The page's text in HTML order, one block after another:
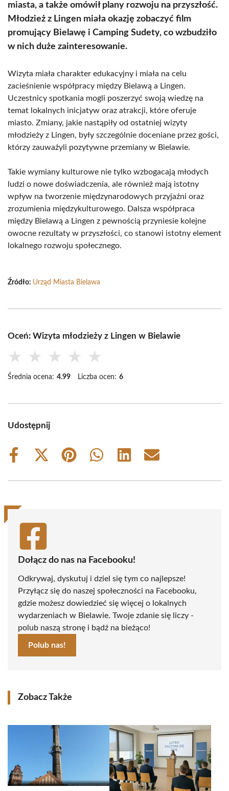
miasta, a także omówił plany rozwoju na przyszłość.
Młodzież z Lingen miała okazję zobaczyć film
promujący Bielawę i Camping Sudety, co wzbudziło
w nich duże zainteresowanie.
Wizyta miała charakter edukacyjny i miała na celu
zacieśnienie współpracy między Bielawą a Lingen.
Uczestnicy spotkania mogli poszerzyć swoją wiedzę na
temat lokalnych inicjatyw oraz atrakcji, które oferuje
miasto. Zmiany, jakie nastąpiły od ostatniej wizyty
młodzieży z Lingen, były szczególnie doceniane przez gości,
którzy zauważyli pozytywne przemiany w Bielawie.
Takie wymiany kulturowe nie tylko wzbogacają młodych
ludzi o nowe doświadczenia, ale również mają istotny
wpływ na tworzenie międzynarodowych przyjaźni oraz
zrozumienia międzykulturowego. Dalsza współpraca
między Bielawą a Lingen z pewnością przyniesie kolejne
owocne rezultaty w przyszłości, co stanowi istotny element
lokalnego rozwoju społecznego.
Źródło: Urząd Miasta Bielawa
Oceń: Wizyta młodzieży z Lingen w Bielawie
★ ★ ★ ★ ★
Średnia ocena: 4.99 Liczba ocen: 6
Udostępnij
Share
Share
(Twitter)
Share
Share
Share
Share
Dołącz do nas na Facebooku!
Odkrywaj, dyskutuj i dziel się tym co najlepsze!
Przyłącz się do naszej społeczności na Facebooku,
gdzie możesz dowiedzieć się więcej o lokalnych
wydarzeniach w Bielawie. Twoje zdanie się liczy -
polub naszą stronę i bądź na bieżąco!
Polub nas!
Zobacz Także